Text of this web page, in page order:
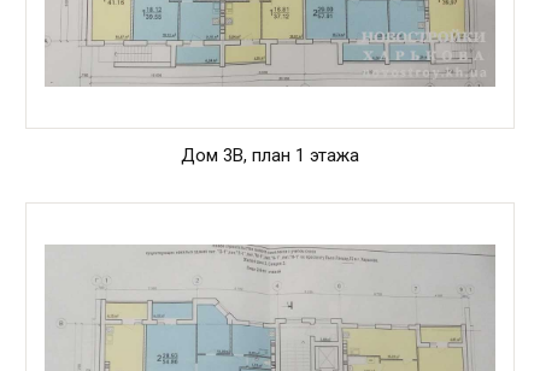
Дом 3В, план 1 этажа